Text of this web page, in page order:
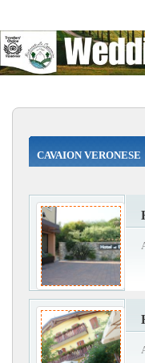
CAVAION VERONESE